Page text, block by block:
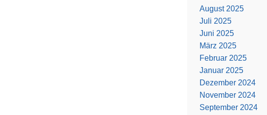
August 2025
Juli 2025
Juni 2025
März 2025
Februar 2025
Januar 2025
Dezember 2024
November 2024
September 2024